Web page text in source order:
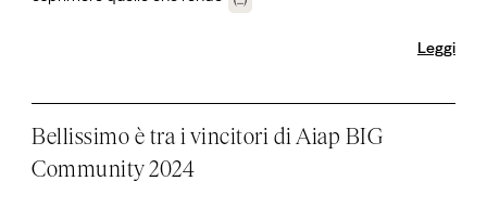
Leggi
Bellissimo è tra i vincitori di Aiap BIG
Community 2024